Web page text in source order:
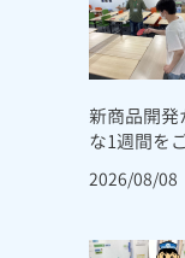
新商品開発
な1週間を
2026/08/08